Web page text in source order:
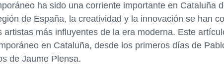
ha sido una corriente importante en Cataluña
de España, la creatividad y la innovación se han
artistas más influyentes de la era moderna. Este
en Cataluña, desde los primeros días de
de Jaume Plensa.